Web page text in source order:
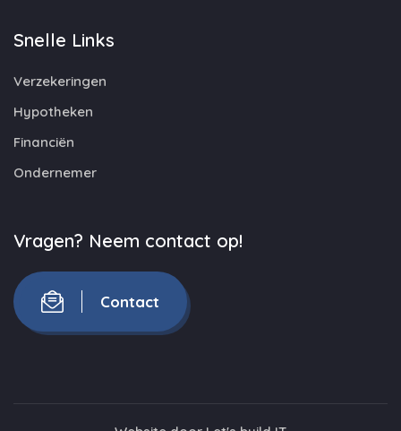
Snelle Links
Verzekeringen
Hypotheken
Financiën
Ondernemer
Vragen? Neem contact op!
Contact